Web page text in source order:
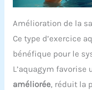
Amélioration de la
Ce type d’exercice
bénéfique pour le
L’aquagym favorise
améliorée, réduit la